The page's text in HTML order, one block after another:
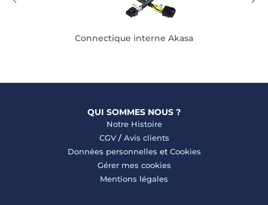
Connectique interne Akasa
QUI SOMMES NOUS ?
Notre Histoire
CGV/ Avis clients
Données personnelles et Cookies
Gérer mes cookies
Mentions légales